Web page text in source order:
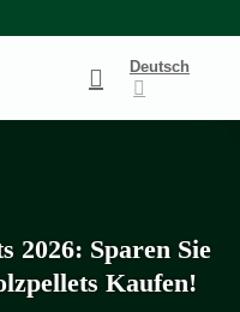
Deutsch
2026: Sparen Sie
Kaufen!